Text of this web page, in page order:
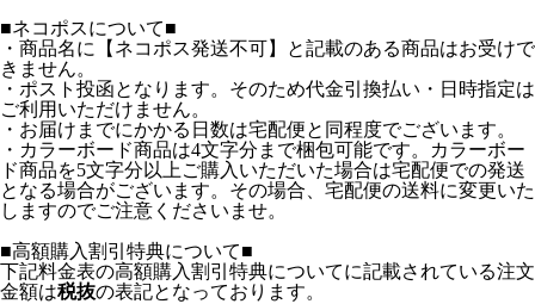
■ネコポスについて■
・商品名に【ネコポス発送不可】と記載のある商品はお受けで
きません。
・ポスト投函となります。そのため代金引換払い・日時指定は
ご利用いただけません。
・お届けまでにかかる日数は宅配便と同程度でございます。
・カラーボード商品は4文字分まで梱包可能です。カラーボー
ド商品を5文字分以上ご購入いただいた場合は宅配便での発送
となる場合がございます。その場合、宅配便の送料に変更いた
しますのでご注意くださいませ。
■高額購入割引特典について■
下記料金表の高額購入割引特典についてに記載されている注文
金額は税抜の表記となっております。